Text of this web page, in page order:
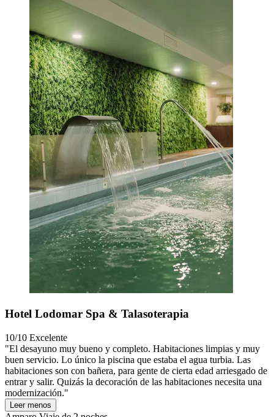
Hotel Lodomar Spa & Talasoterapia
10/10 Excelente
"El desayuno muy bueno y completo. Habitaciones limpias y muy
buen servicio. Lo único la piscina que estaba el agua turbia. Las
habitaciones son con bañera, para gente de cierta edad arriesgado de
entrar y salir. Quizás la decoración de las habitaciones necesita una
modernización."
Leer menos